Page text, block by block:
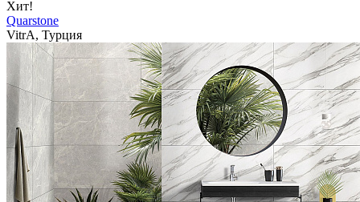
Хит!
Quarstone
VitrA, Турция